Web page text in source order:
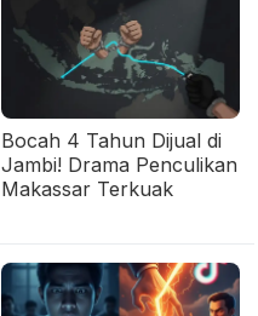
Bocah 4 Tahun Dijual di
Jambi! Drama Penculikan
Makassar Terkuak